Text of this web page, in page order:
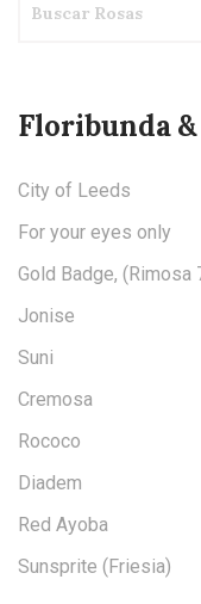
Floribunda
City of Leeds
For your eyes only
Gold Badge, (Rimosa
Jonise
Suni
Cremosa
Rococo
Diadem
Red Ayoba
Sunsprite (Friesia)